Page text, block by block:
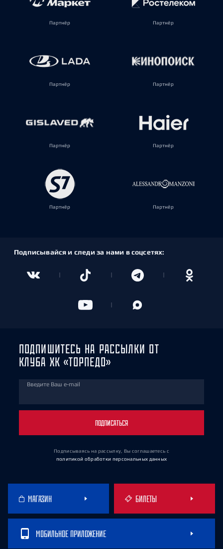
Партнёр Партнёр
Партнёр Партнёр
Партнёр Партнёр
Партнёр Партнёр
Подписывайся и следи за нами в соцсетях:
ПОДПИШИТЕСЬ НА РАССЫЛКИ ОТ
КЛУБА ХК «ТОРПЕДО»
Введите Ваш e-mail
ПОДПИСАТЬСЯ
Подписываясь на рассылку, Вы соглашаетесь с
политикой обработки персональных данных
МАГАЗИН БИЛЕТЫ
МОБИЛЬНОЕ ПРИЛОЖЕНИЕ